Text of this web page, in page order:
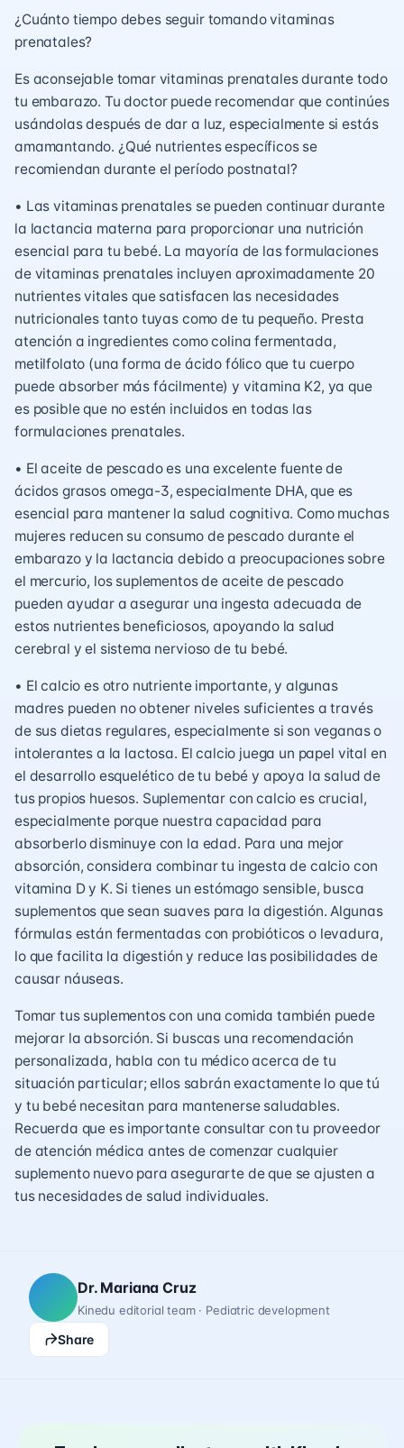
¿Cuánto tiempo debes seguir tomando vitaminas
prenatales?
Es aconsejable tomar vitaminas prenatales durante todo
tu embarazo. Tu doctor puede recomendar que continúes
usándolas después de dar a luz, especialmente si estás
amamantando. ¿Qué nutrientes específicos se
recomiendan durante el período postnatal?
• Las vitaminas prenatales se pueden continuar durante
la lactancia materna para proporcionar una nutrición
esencial para tu bebé. La mayoría de las formulaciones
de vitaminas prenatales incluyen aproximadamente 20
nutrientes vitales que satisfacen las necesidades
nutricionales tanto tuyas como de tu pequeño. Presta
atención a ingredientes como colina fermentada,
metilfolato (una forma de ácido fólico que tu cuerpo
puede absorber más fácilmente) y vitamina K2, ya que
es posible que no estén incluidos en todas las
formulaciones prenatales.
• El aceite de pescado es una excelente fuente de
ácidos grasos omega-3, especialmente DHA, que es
esencial para mantener la salud cognitiva. Como muchas
mujeres reducen su consumo de pescado durante el
embarazo y la lactancia debido a preocupaciones sobre
el mercurio, los suplementos de aceite de pescado
pueden ayudar a asegurar una ingesta adecuada de
estos nutrientes beneficiosos, apoyando la salud
cerebral y el sistema nervioso de tu bebé.
• El calcio es otro nutriente importante, y algunas
madres pueden no obtener niveles suficientes a través
de sus dietas regulares, especialmente si son veganas o
intolerantes a la lactosa. El calcio juega un papel vital en
el desarrollo esquelético de tu bebé y apoya la salud de
tus propios huesos. Suplementar con calcio es crucial,
especialmente porque nuestra capacidad para
absorberlo disminuye con la edad. Para una mejor
absorción, considera combinar tu ingesta de calcio con
vitamina D y K. Si tienes un estómago sensible, busca
suplementos que sean suaves para la digestión. Algunas
fórmulas están fermentadas con probióticos o levadura,
lo que facilita la digestión y reduce las posibilidades de
causar náuseas.
Tomar tus suplementos con una comida también puede
mejorar la absorción. Si buscas una recomendación
personalizada, habla con tu médico acerca de tu
situación particular; ellos sabrán exactamente lo que tú
y tu bebé necesitan para mantenerse saludables.
Recuerda que es importante consultar con tu proveedor
de atención médica antes de comenzar cualquier
suplemento nuevo para asegurarte de que se ajusten a
tus necesidades de salud individuales.
Dr. Mariana Cruz
Kinedu editorial team · Pediatric development
Share